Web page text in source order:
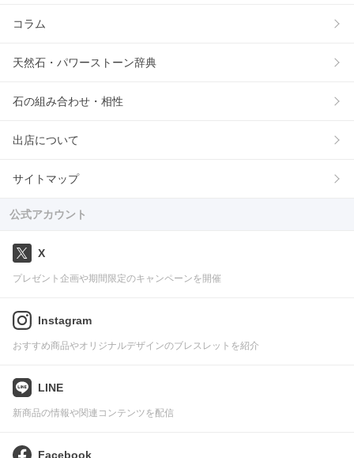
コラム
天然石・パワーストーン辞典
石の組み合わせ・相性
出店について
サイトマップ
公式アカウント
X
プレゼント企画や期間限定のキャンペーンを開催
Instagram
おすすめ商品やオリジナルデザインのブレスレットを紹介
LINE
新商品の情報や関連コンテンツを配信
Facebook